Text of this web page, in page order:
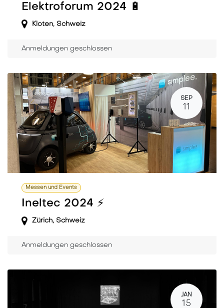
Elektroforum 2024 🔋
Kloten, Schweiz
Anmeldungen geschlossen
SEP
11
Messen und Events
Ineltec 2024 ⚡️
Zürich, Schweiz
Anmeldungen geschlossen
JAN
15